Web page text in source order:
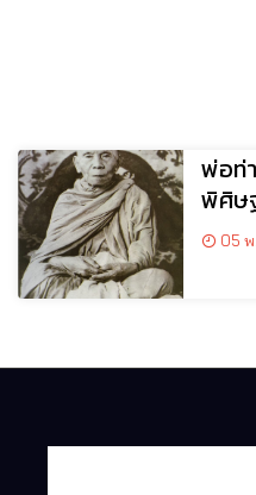
พ่อท่
พิศิษ
น้อย
05